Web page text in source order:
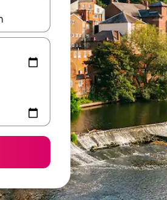
ำรวจผลการค้นหา